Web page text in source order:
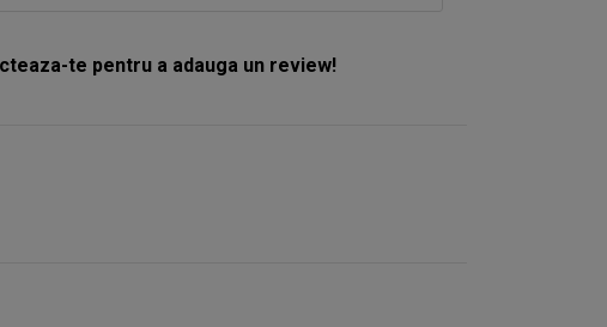
te pentru a adauga un review!